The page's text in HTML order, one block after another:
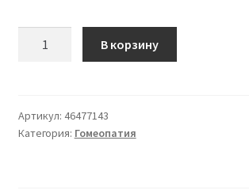
Гранулы
Multidose
В корзину
Артикул: 46477143
Категория: Гомеопатия